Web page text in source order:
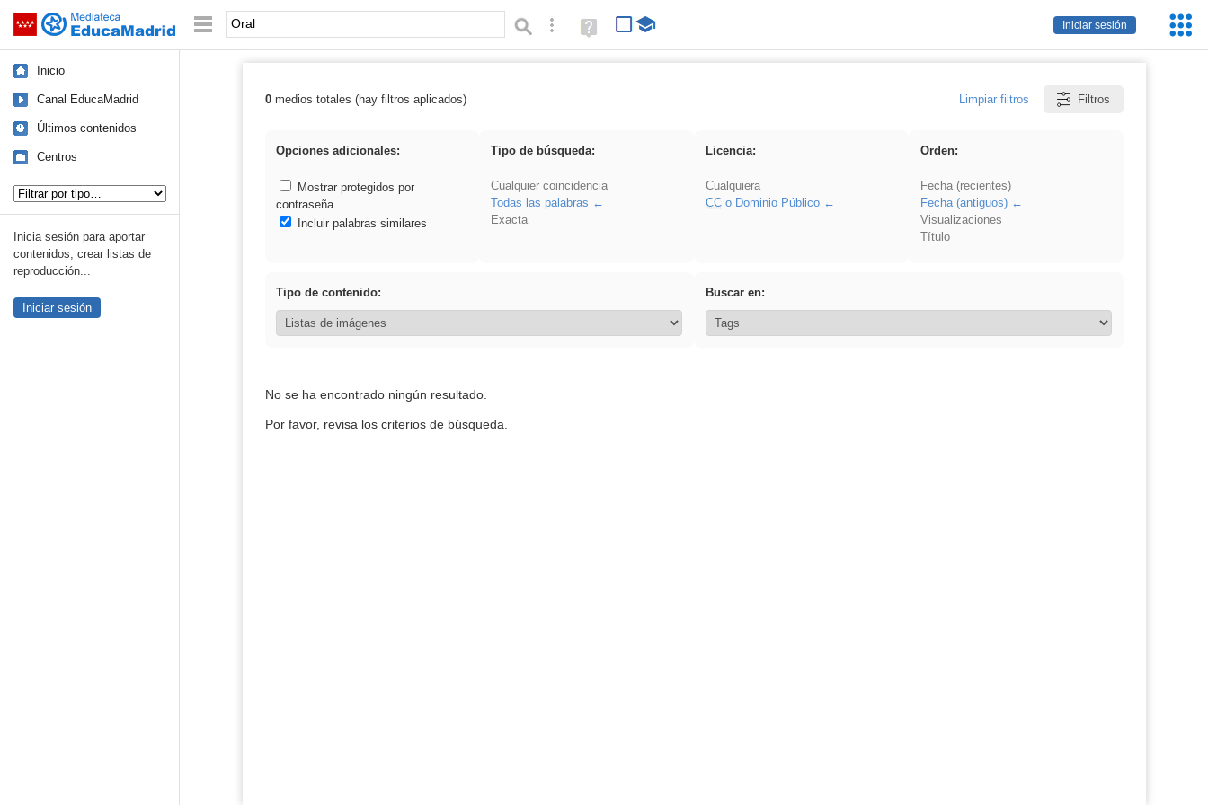
Saltar navegación
Iniciar sesión
Palabra o frase: Búsqueda avanzada
Ayuda
(en
Inicio
Canal EducaMadrid
Últimos contenidos
Centros
Inicia sesión para aportar
contenidos, crear listas de
reproducción...
Iniciar sesión
Resultados de: Oral
0medios totales (hay filtros aplicados) Limpiar filtros Filtros
Opciones adicionales:
Mostrar protegidos por
contraseña
Incluir palabras similares
Tipo de búsqueda:
Cualquier coincidencia
Todas las palabras
Exacta
Licencia:
Cualquiera
CCo Dominio Público
Orden:
Fecha (recientes)
Fecha (antiguos)
Visualizaciones
Título
Tipo de contenido: Buscar en:
No se ha encontrado ningún resultado.
Por favor, revisa los criterios de búsqueda.